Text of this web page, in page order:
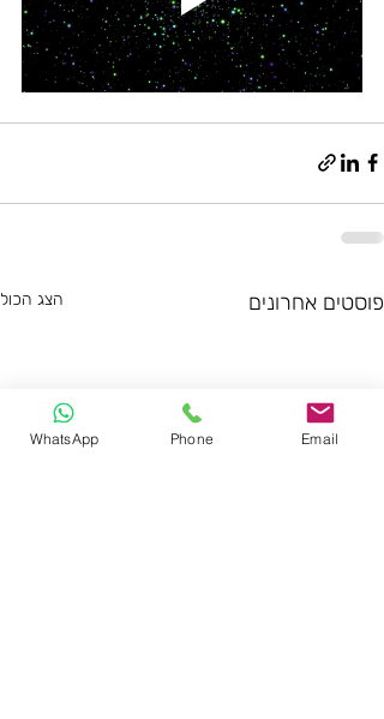
פוסטים אחרונים הצג הכול
WhatsApp Phone Email